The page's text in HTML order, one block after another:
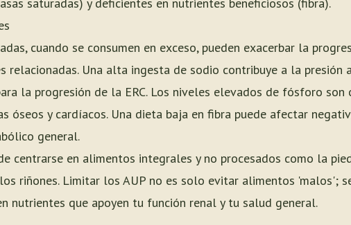
cuando se consumen en exceso, pueden exacerbar la
relacionadas. Una alta ingesta de sodio contribuye a la presión
la progresión de la ERC. Los niveles elevados de fósforo son
óseos y cardíacos. Una dieta baja en fibra puede afectar
general.
centrarse en alimentos integrales y no procesados como la
riñones. Limitar los AUP no es solo evitar alimentos 'malos';
nutrientes que apoyen tu función renal y tu salud general.